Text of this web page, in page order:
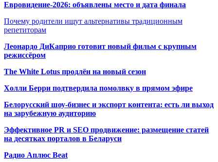
Евровидение-2026: объявлены место и дата финала
Почему родители ищут альтернативы традиционным
репетиторам
Леонардо ДиКаприо готовит новый фильм с крупным
режиссёром
The White Lotus продлён на новый сезон
Холли Берри подтвердила помолвку в прямом эфире
Белорусский шоу-бизнес и экспорт контента: есть ли выход
на зарубежную аудиторию
Эффективное PR и SEO продвижение: размещение статей
на десятках порталов в Беларуси
Радио Аплюс Beat